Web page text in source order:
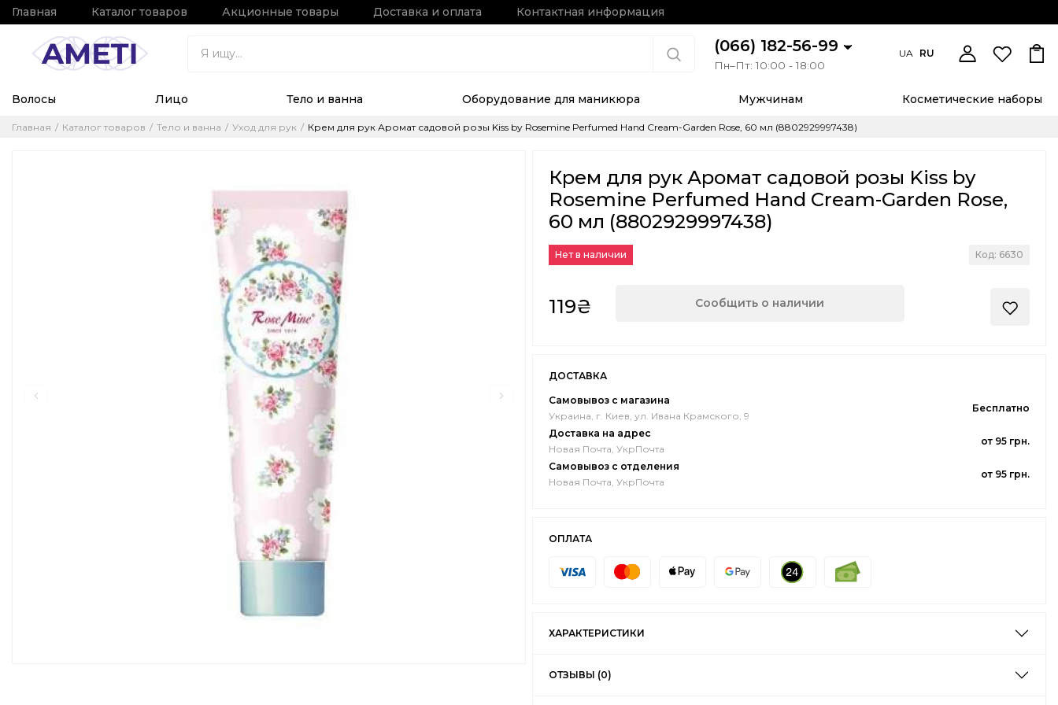
Главная Каталог товаров Акционные товары Доставка и оплата Контактная информация
(066) 182-56-99
Пн–Пт: 10:00 - 18:00
UA RU
Волосы Лицо Тело и ванна Оборудование для маникюра Мужчинам Косметические наборы
Главная Каталог товаров Тело и ванна Уход для рук Крем для рук Аромат садовой розы Kiss by Rosemine Perfumed Hand Cream-Garden Rose, 60 мл (8802929997438)
Крем для рук Аромат садовой розы Kiss by
Rosemine Perfumed Hand Cream-Garden Rose,
60 мл (8802929997438)
Нет в наличии Код: 6630
119₴ Сообщить о наличии
ДОСТАВКА
Самовывоз с магазина
Украина, г. Киев, ул. Ивана Крамского, 9
Бесплатно
Доставка на адрес
Новая Почта, УкрПочта
от 95 грн.
Самовывоз с отделения
Новая Почта, УкрПочта
от 95 грн.
ОПЛАТА
ХАРАКТЕРИСТИКИ
ОТЗЫВЫ (0)